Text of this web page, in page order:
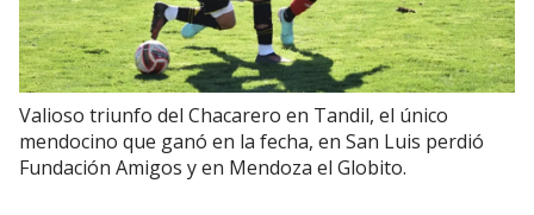
Valioso triunfo del Chacarero en Tandil, el único
mendocino que ganó en la fecha, en San Luis perdió
Fundación Amigos y en Mendoza el Globito.